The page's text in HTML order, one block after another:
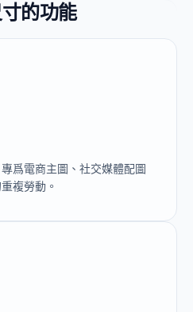
的功能
爲電商主圖、社交媒體配圖
複勞動。